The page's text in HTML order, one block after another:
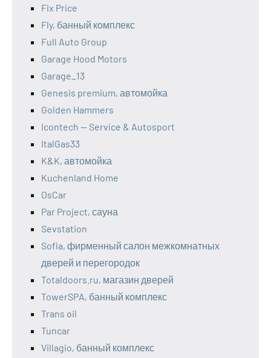
Fix Price
Fly, банный комплекс
Full Auto Group
Garage Hood Motors
Garage_13
Genesis premium, автомойка
Golden Hammers
Icontech — Service & Autosport
ItalGas33
K&K, автомойка
Kuchenland Home
OsCar
Par Project, сауна
Sevstation
Sofia, фирменный салон межкомнатных
дверей и перегородок
Totaldoors.ru, магазин дверей
TowerSPA, банный комплекс
Trans oil
Tuncar
Villagio, банный комплекс